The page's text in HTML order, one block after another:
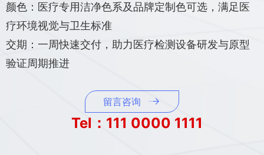
颜色：医疗专用洁净色系及品牌定制色可选，满足医
疗环境视觉与卫生标准
交期：一周快速交付，助力医疗检测设备研发与原型
验证周期推进
留言咨询
Tel：111 0000 1111